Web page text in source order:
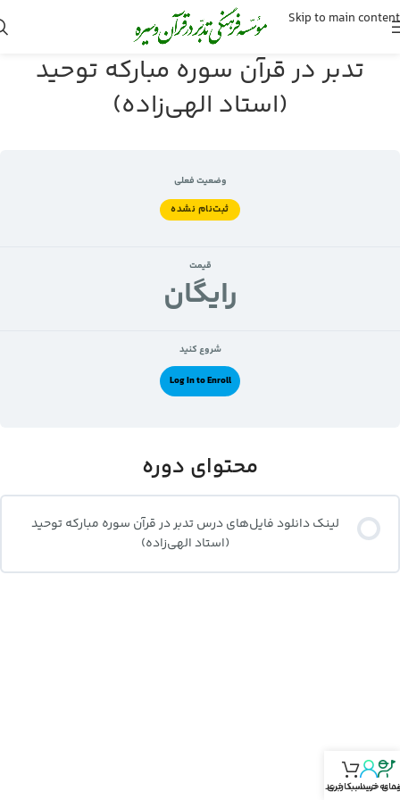
Skip to main content
تدبر در قرآن سوره مبارکه توحید
(استاد الهی‌زاده)
وضعیت فعلی
ثبت‌نام نشده
قیمت
رايگان
شروع کنید
Log In to Enroll
محتوای دوره
لینک دانلود فایل‌های درس تدبر در قرآن سوره مبارکه توحید
(استاد الهی‌زاده)
خرید
به حساب‌کاربری
سبد خرید